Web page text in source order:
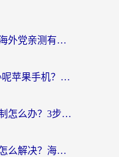
咪咕视频在香港能用吗？海外党亲测有效的回国加速方案来了
国外看不了芒果TV怎么办呢苹果手机？海外党追剧游戏的全能解决方案
在巴西用搜狐视频地区限制怎么办？3步解决海外看国内剧的烦恼
酷我畅听所属地区无版权怎么解决？海外党必看的回国加速全攻略